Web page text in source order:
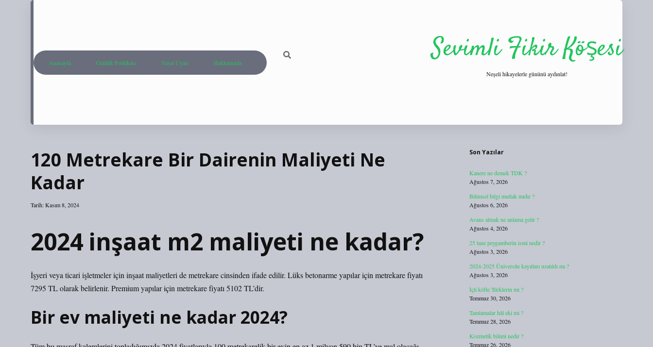
Anasayfa Gizlilik Politikası Yasal Uyarı Hakkımızda Sevimli Fikir Köşesi
Neşeli hikayelerle gününü aydınlat!
120 Metrekare Bir Dairenin Maliyeti Ne
Kadar
Tarih: Kasım 8, 2024
2024 inşaat m2 maliyeti ne kadar?
İşyeri veya ticari işletmeler için inşaat maliyetleri de metrekare cinsinden ifade edilir. Lüks betonarme yapılar için metrekare fiyatı
7295 TL olarak belirlenir. Premium yapılar için metrekare fiyatı 5102 TL’dir.
Bir ev maliyeti ne kadar 2024?
Son Yazılar
Kanere ne demek TDK ?
Ağustos 7, 2026
Bilimsel bilgi mutlak mıdır ?
Ağustos 6, 2026
Avans almak ne anlama gelir ?
Ağustos 4, 2026
25 tane peygamberin ismi nedir ?
Ağustos 3, 2026
2024-2025 Üniversite kayıtları uzatıldı mı ?
Ağustos 3, 2026
İçli köfte Türklerin mi ?
Temmuz 30, 2026
Tamlamalar hâl eki mi ?
Temmuz 28, 2026
Kozmetik bilimi nedir ?
Temmuz 26, 2026